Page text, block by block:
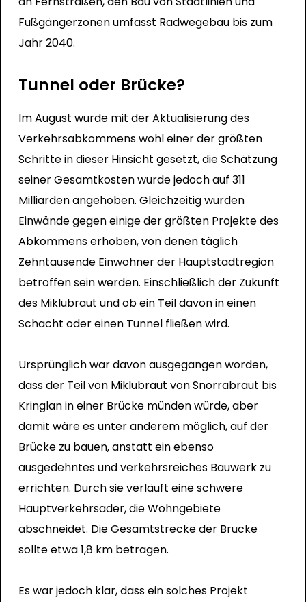
Fußgängerzonen umfasst Radwegebau bis zum
Jahr 2040.
Tunnel oder Brücke?
Im August wurde mit der Aktualisierung des
Verkehrsabkommens wohl einer der größten
Schritte in dieser Hinsicht gesetzt, die Schätzung
seiner Gesamtkosten wurde jedoch auf 311
Milliarden angehoben. Gleichzeitig wurden
Einwände gegen einige der größten Projekte des
Abkommens erhoben, von denen täglich
Zehntausende Einwohner der Hauptstadtregion
betroffen sein werden. Einschließlich der Zukunft
des Miklubraut und ob ein Teil davon in einen
Schacht oder einen Tunnel fließen wird.
Ursprünglich war davon ausgegangen worden,
dass der Teil von Miklubraut von Snorrabraut bis
Kringlan in einer Brücke münden würde, aber
damit wäre es unter anderem möglich, auf der
Brücke zu bauen, anstatt ein ebenso
ausgedehntes und verkehrsreiches Bauwerk zu
errichten. Durch sie verläuft eine schwere
Hauptverkehrsader, die Wohngebiete
abschneidet. Die Gesamtstrecke der Brücke
sollte etwa 1,8 km betragen.
Es war jedoch klar, dass ein solches Projekt